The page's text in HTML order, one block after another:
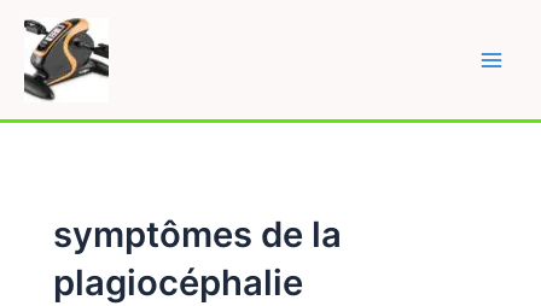
content
symptômes de la
plagiocéphalie